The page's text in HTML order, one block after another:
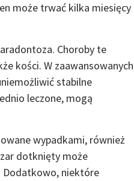
może trwać kilka miesięcy
Choroby te
kości. W zaawansowanych
stabilne
leczone, mogą
wypadkami, również
dotknięty może
Dodatkowo, niektóre